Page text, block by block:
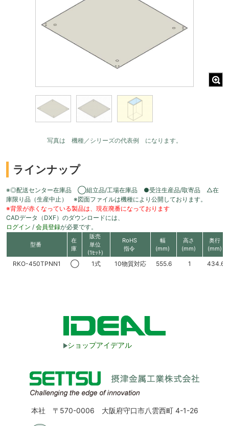
写真は 機種／シリーズの代表例 になります。
ラインナップ
※◎配送センター在庫品 ◯組立品/工場在庫品 ●受注生産品/取寄品 △在
庫限り品（生産中止） ※図面ファイルは機種により公開しております。
※背景が赤くなっている製品は、現在廃番になっております
CADデータ（DXF）のダウンロードには、
ログイン / 会員登録が必要です。
型番
在
庫
販売
単位
(1ｾｯﾄ)
RoHS
指令
幅
(mm)
高さ
(mm)
奥行
(mm)
RKO-450TPNN1 ◯ 1式 10物質対応 555.6 1 434.6
ショップアイデアル
本社 〒570-0006 大阪府守口市八雲西町 4-1-26